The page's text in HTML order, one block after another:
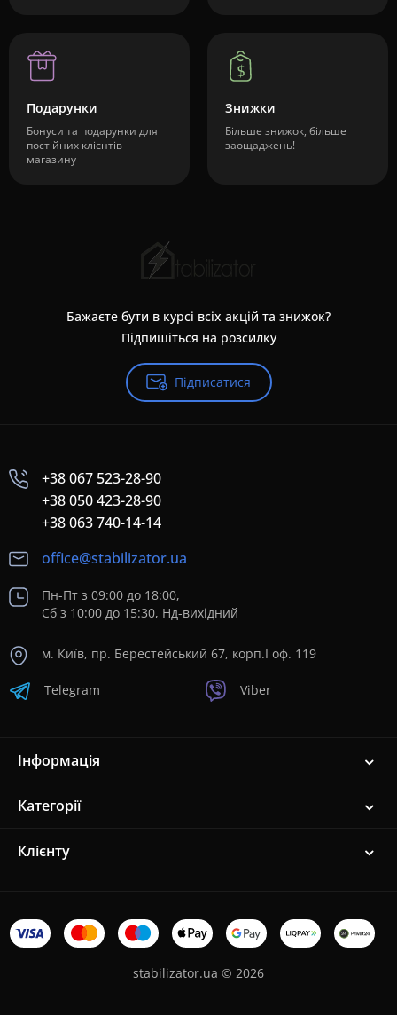
Подарунки
Бонуси та подарунки для
постійних клієнтів
магазину
Знижки
Більше знижок, більше
заощаджень!
Бажаєте бути в курсі всіх акцій та знижок?
Підпишіться на розсилку
Підписатися
+38 067 523-28-90
+38 050 423-28-90
+38 063 740-14-14
office@stabilizator.ua
Пн-Пт з 09:00 до 18:00,
Сб з 10:00 до 15:30, Нд-вихідний
м. Київ, пр. Берестейський 67, корп.I оф. 119
Telegram Viber
Інформація
Категорії
Клієнту
stabilizator.ua © 2026